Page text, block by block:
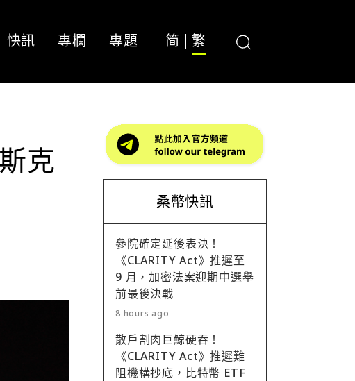
快訊 專欄 專題 简 繁
克
桑幣快訊
參院確定延後表決！
《CLARITY Act》推遲至
9 月，加密法案迎期中選舉
前最後決戰
8 hours ago
散戶割肉巨鯨硬吞！
《CLARITY Act》推遲難
阻機構抄底，比特幣 ETF